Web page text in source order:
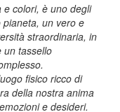
e colori, è uno degli
pianeta, un vero e
straordinaria, in
un tassello
fisico ricco di
della nostra anima
e desideri.